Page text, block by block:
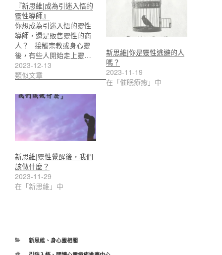
『新思維|成為引迷入悟的
靈性導師』
你想成為引迷入悟的靈性
導師，還是販售靈性的商
人？ 接觸宗教或身心靈
後，有些人開始走上靈…
2023-12-13
類似文章
新思維|你是靈性逃避的人
嗎？
2023-11-19
在「催眠療癒」中
新思維|靈性覺醒後，我們
該做什麼？
2023-11-29
在「新思維」中
分
新思維、 身心靈相關